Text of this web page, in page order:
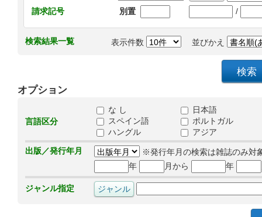
請求記号
別置 /
検索結果一覧 表示件数 並びかえ
オプション
言語区分
な し
日本語
スペイン語
ポルトガル
ハングル
アジア
出版／発行年月
※発行年月の検索は雑誌のみ対
年
月から 年
ジャンル指定